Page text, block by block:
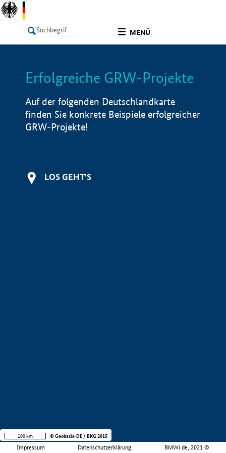
MENÜ
LISTE Info
Erfolgreiche GRW-Projekte
Auf der folgenden Deutschlandkarte
finden Sie konkrete Beispiele erfolgreicher
GRW-Projekte!
LOS GEHT'S
Impressum Datenschutzerklärung BMWi.de, 2021 ©
100 km © Geobasis-DE / BKG 2015